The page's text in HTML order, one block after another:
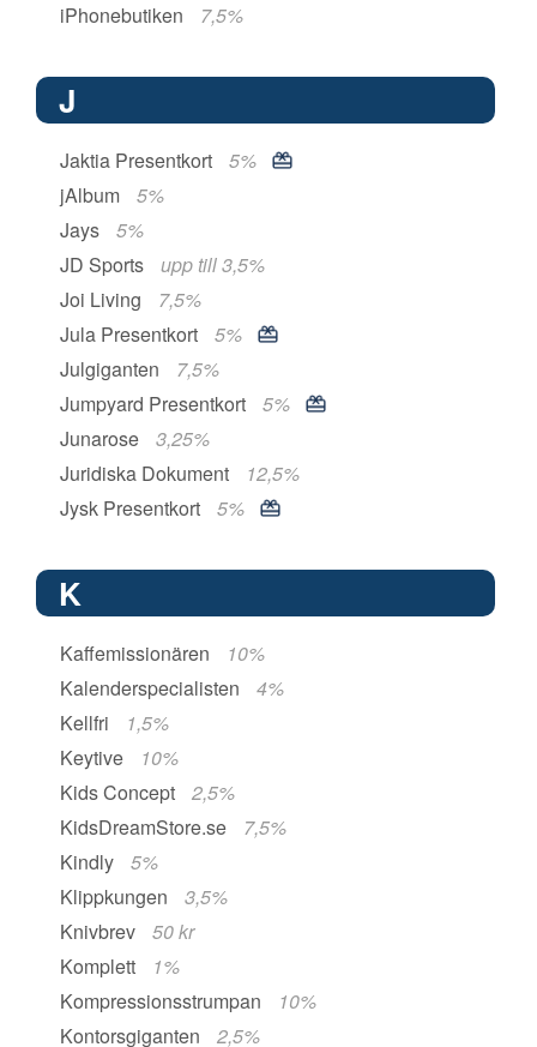
iPhonebutiken
7,5%
J
Jaktia Presentkort
5%
jAlbum
5%
Jays
5%
JD Sports
upp till 3,5%
Joi Living
7,5%
Jula Presentkort
5%
Julgiganten
7,5%
Jumpyard Presentkort
5%
Junarose
3,25%
Juridiska Dokument
12,5%
Jysk Presentkort
5%
K
Kaffemissionären
10%
Kalenderspecialisten
4%
Kellfri
1,5%
Keytive
10%
Kids Concept
2,5%
KidsDreamStore.se
7,5%
Kindly
5%
Klippkungen
3,5%
Knivbrev
50 kr
Komplett
1%
Kompressionsstrumpan
10%
Kontorsgiganten
2,5%